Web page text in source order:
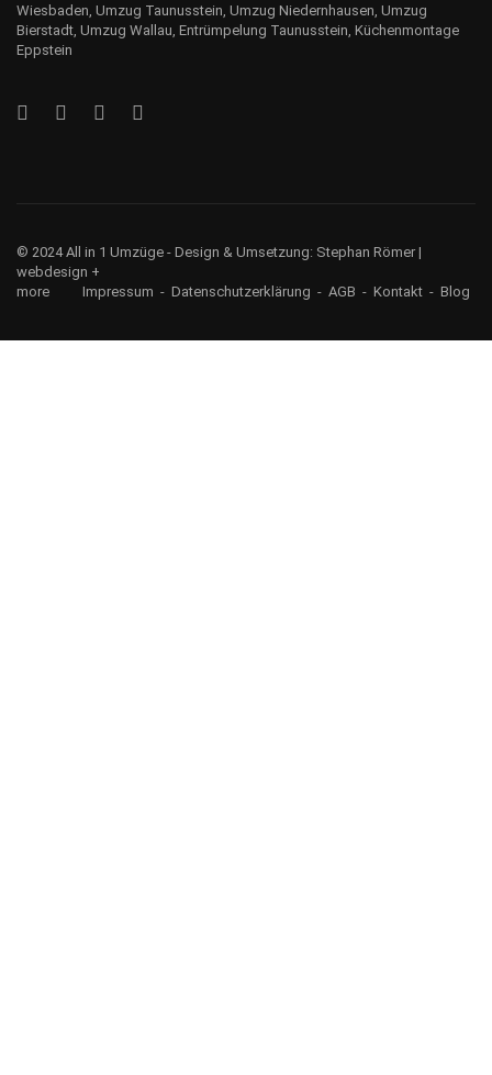
Wiesbaden, Umzug Taunusstein, Umzug Niedernhausen, Umzug
Bierstadt, Umzug Wallau, Entrümpelung Taunusstein, Küchenmontage
Eppstein
© 2024 All in 1 Umzüge - Design & Umsetzung: Stephan Römer |
webdesign +
more
Impressum - Datenschutzerklärung - AGB - Kontakt - Blog